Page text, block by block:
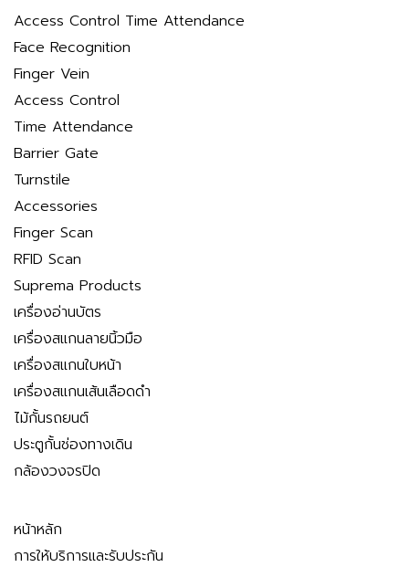
Access Control Time Attendance
Face Recognition
Finger Vein
Access Control
Time Attendance
Barrier Gate
Turnstile
Accessories
Finger Scan
RFID Scan
Suprema Products
เครื่องอ่านบัตร
เครื่องสแกนลายนิ้วมือ
เครื่องสแกนใบหน้า
เครื่องสแกนเส้นเลือดดำ
ไม้กั้นรถยนต์
ประตูกั้นช่องทางเดิน
กล้องวงจรปิด
หน้าหลัก
การให้บริการและรับประกัน